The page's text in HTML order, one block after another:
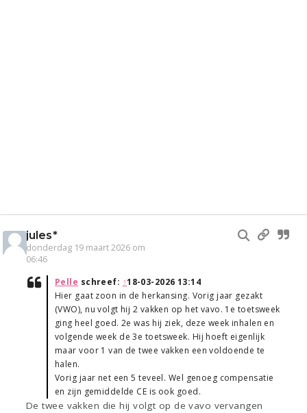
jules*
donderdag 19 maart 2026 om
06:46
Pelle schreef: ↑18-03-2026 13:14
Hier gaat zoon in de herkansing. Vorig jaar gezakt
(VWO), nu volgt hij 2 vakken op het vavo. 1e toetsweek
ging heel goed. 2e was hij ziek, deze week inhalen en
volgende week de 3e toetsweek. Hij hoeft eigenlijk
maar voor 1 van de twee vakken een voldoende te
halen.
Vorig jaar net een 5 teveel. Wel genoeg compensatie
en zijn gemiddelde CE is ook goed.
De twee vakken die hij volgt op de vavo vervangen